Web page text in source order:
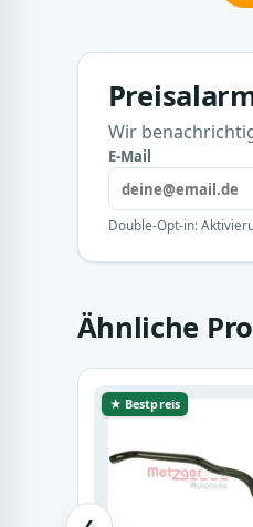
Wir
E-Mail
Double-Opt-in:
Ähnliche
★ Bestpreis